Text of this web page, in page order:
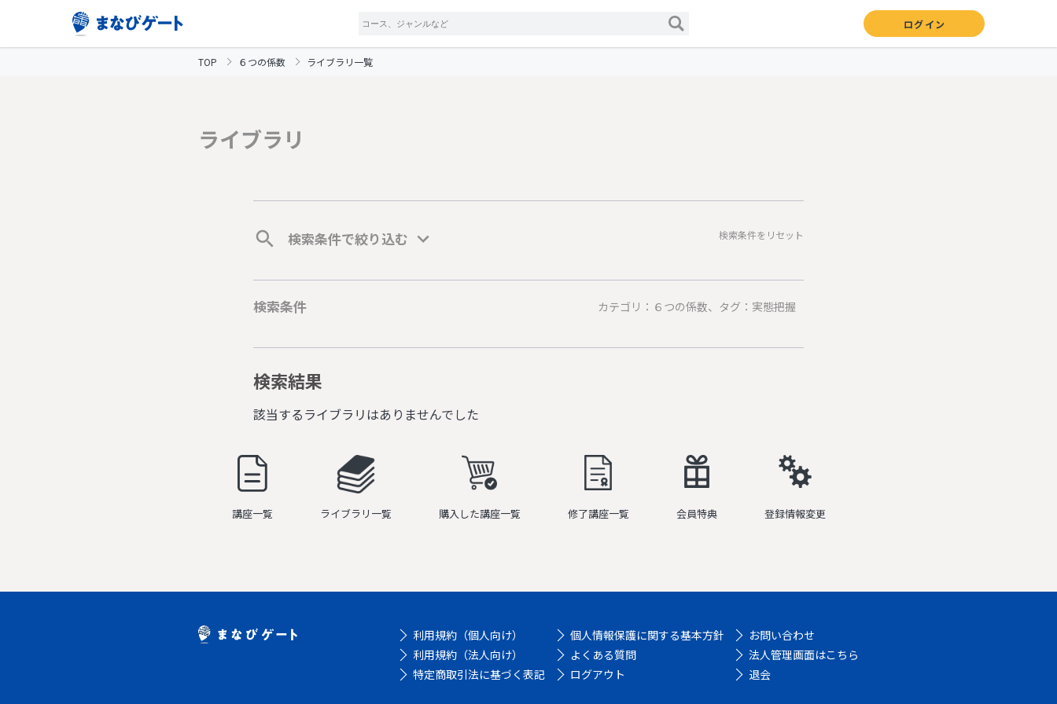
ログイン
TOP ６つの係数 ライブラリ一覧
ライブラリ
検索条件で絞り込む 検索条件をリセット
検索条件 カテゴリ：６つの係数、タグ：実態把握
検索結果
該当するライブラリはありませんでした
講座一覧 ライブラリ一覧 購入した講座一覧 修了講座一覧 会員特典 登録情報変更
利用規約（個人向け）
利用規約（法人向け）
特定商取引法に基づく表記
個人情報保護に関する基本方針
よくある質問
ログアウト
お問い合わせ
法人管理画面はこちら
退会